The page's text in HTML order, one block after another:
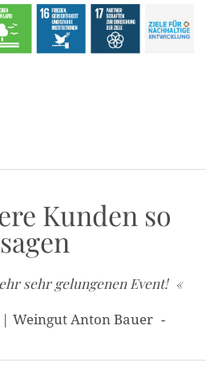
Kunden so
sagen
sehr gelungenen Event!
Weingut Anton Bauer